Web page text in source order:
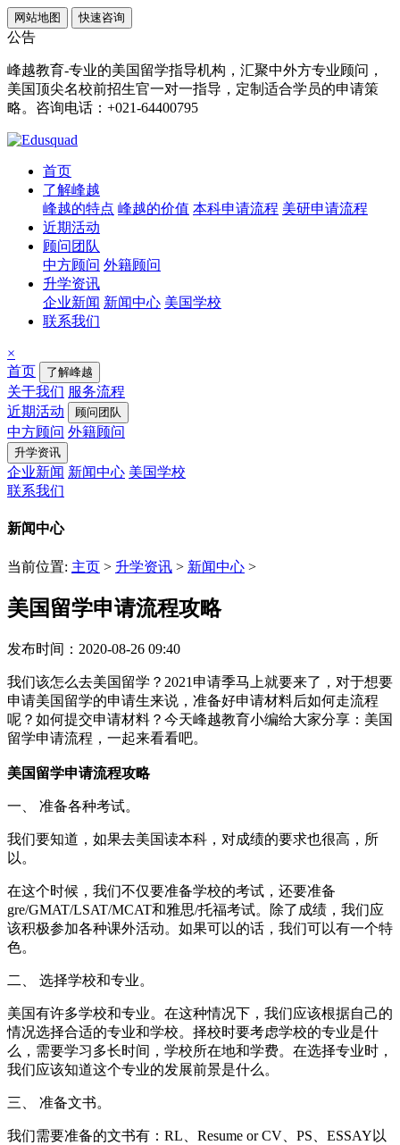
网站地图 快速咨询
公告
峰越教育-专业的美国留学指导机构，汇聚中外方专业顾问，
美国顶尖名校前招生官一对一指导，定制适合学员的申请策
略。咨询电话：+021-64400795
首页
了解峰越
峰越的特点 峰越的价值 本科申请流程 美研申请流程
近期活动
顾问团队
中方顾问 外籍顾问
升学资讯
企业新闻 新闻中心 美国学校
联系我们
×
首页
了解峰越
关于我们 服务流程
近期活动
顾问团队
中方顾问 外籍顾问
升学资讯
企业新闻 新闻中心 美国学校
联系我们
新闻中心
当前位置: 主页 > 升学资讯 > 新闻中心 >
美国留学申请流程攻略
发布时间：2020-08-26 09:40
我们该怎么去美国留学？2021申请季马上就要来了，对于想要
申请美国留学的申请生来说，准备好申请材料后如何走流程
呢？如何提交申请材料？今天峰越教育小编给大家分享：美国
留学申请流程，一起来看看吧。
美国留学申请流程攻略
一、 准备各种考试。
我们要知道，如果去美国读本科，对成绩的要求也很高，所
以。
在这个时候，我们不仅要准备学校的考试，还要准备
gre/GMAT/LSAT/MCAT和雅思/托福考试。除了成绩，我们应
该积极参加各种课外活动。如果可以的话，我们可以有一个特
色。
二、 选择学校和专业。
美国有许多学校和专业。在这种情况下，我们应该根据自己的
情况选择合适的专业和学校。择校时要考虑学校的专业是什
么，需要学习多长时间，学校所在地和学费。在选择专业时，
我们应该知道这个专业的发展前景是什么。
三、 准备文书。
我们需要准备的文书有：RL、Resume or CV、PS、ESSAY以